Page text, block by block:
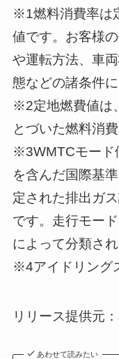
※1燃料消費率は
値です。お客様
や運転方法、車
態などの諸条件
※2定地燃費値は
とづいた燃料消
※3WMTCモード
を含んだ国際基
定された排出ガ
です。走行モー
によって分類さ
※4アイドリング
リリース提供元
あわせて読みたい